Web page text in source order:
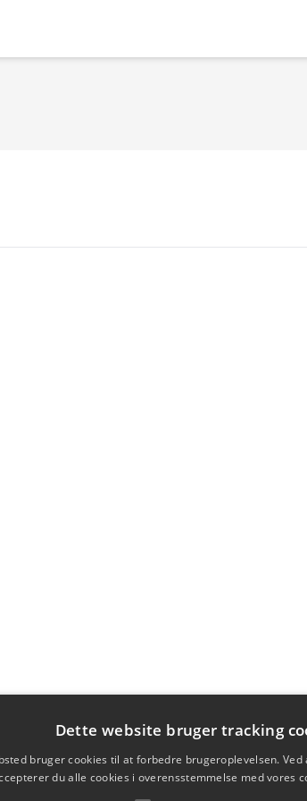
Dette website bruger tracking
bruger cookies til at forbedre brugeroplevelsen.
du alle cookies i overensstemmelse med vores